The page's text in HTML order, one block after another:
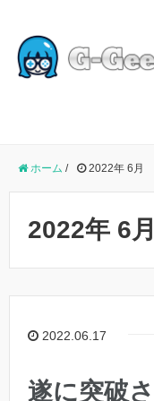
ホーム / 2022年 6月
2022年 6
2022.06.17
遂に突破